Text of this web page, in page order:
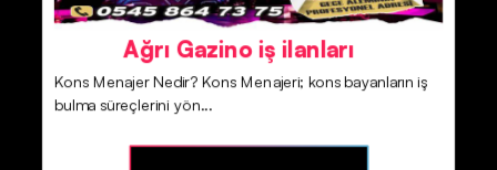
Ağrı Gazino iş ilanları
Kons Menajer Nedir? Kons Menajeri; kons bayanların iş
bulma süreçlerini yön...